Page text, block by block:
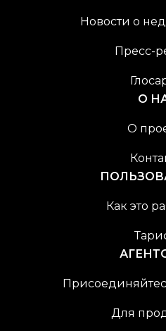
Новости о
Пресс-
О
О
Как это
Для